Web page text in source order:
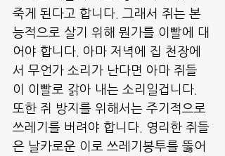
죽게 된다고 합니다. 그래서 쥐는 본
능적으로 살기 위해 뭔가를 이빨에 대
어야 합니다. 아마 저녁에 집 천장에
서 무언가 소리가 난다면 아마 쥐들
이 이빨로 갉아 내는 소리일겁니다.
또한 쥐 방지를 위해서는 주기적으로
쓰레기를 버려야 합니다. 영리한 쥐들
은 날카로운 이로 쓰레기봉투를 뚫어